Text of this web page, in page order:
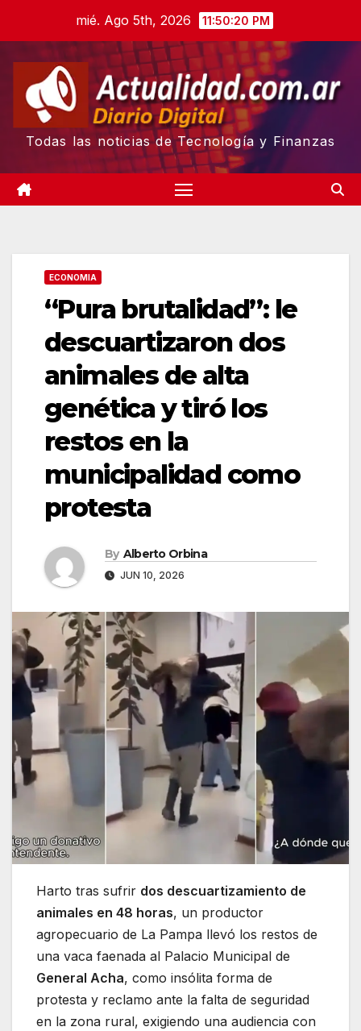
content
mié. Ago 5th, 2026 11:50:21 PM
Todas las noticias de Tecnología y Finanzas
ECONOMIA
“Pura brutalidad”: le
descuartizaron dos
animales de alta
genética y tiró los
restos en la
municipalidad como
protesta
By Alberto Orbina
JUN 10, 2026
Harto tras sufrir dos descuartizamiento de
animales en 48 horas, un productor
agropecuario de La Pampa llevó los restos de
una vaca faenada al Palacio Municipal de
General Acha, como insólita forma de
protesta y reclamo ante la falta de seguridad
en la zona rural, exigiendo una audiencia con